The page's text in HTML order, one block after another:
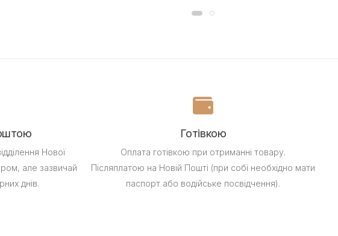
Нової
але зазвичай
днів.
Готівкою
Оплата готівкою при отриманні товару.
Післяплатою на Новій Пошті (при собі необхідно мати
паспорт або водійське посвідчення).